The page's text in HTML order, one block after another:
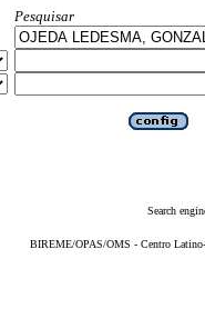
Pesquisar
Search
BIREME/OPAS/OMS - Centro Latino-